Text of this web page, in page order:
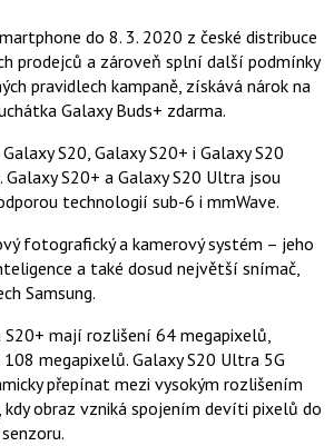
do 8. 3. 2020 z české distribuce
prodejců a zároveň splní další podmínky
pravidlech kampaně, získává nárok na
Galaxy Buds+ zdarma.
S20, Galaxy S20+ i Galaxy S20
S20+ a Galaxy S20 Ultra jsou
technologií sub-6 i mmWave.
fotografický a kamerový systém – jeho
a také dosud největší snímač,
Samsung.
S20+ mají rozlišení 64 megapixelů,
megapixelů. Galaxy S20 Ultra 5G
přepínat mezi vysokým rozlišením
obraz vzniká spojením devíti pixelů do